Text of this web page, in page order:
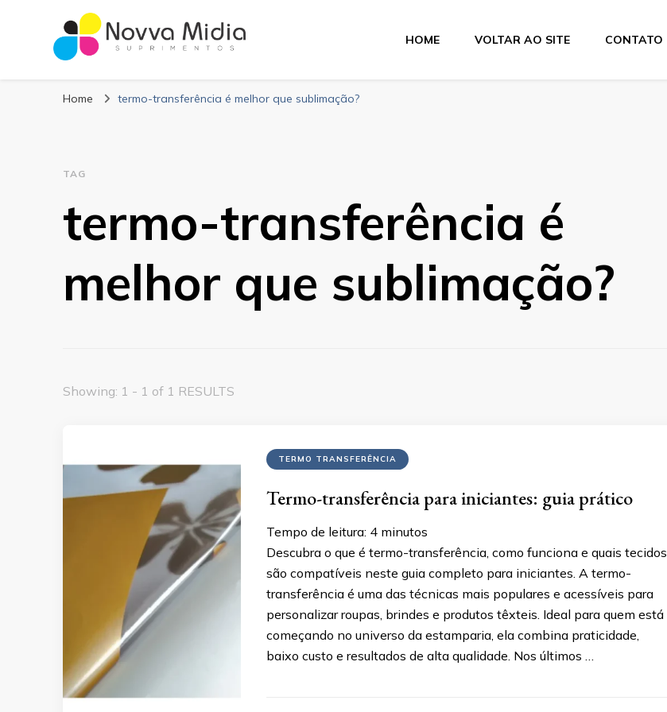
Blog Novva Midia Suprimentos
HOME VOLTAR AO SITE CONTATO
Home termo-transferência é melhor que sublimação?
TAG
termo-transferência é
melhor que sublimação?
Showing: 1 - 1 of 1 RESULTS
TERMO TRANSFERÊNCIA
Termo-transferência para iniciantes: guia prático
Tempo de leitura: 4 minutos
Descubra o que é termo-transferência, como funciona e quais tecidos
são compatíveis neste guia completo para iniciantes. A termo-
transferência é uma das técnicas mais populares e acessíveis para
personalizar roupas, brindes e produtos têxteis. Ideal para quem está
começando no universo da estamparia, ela combina praticidade,
baixo custo e resultados de alta qualidade. Nos últimos …